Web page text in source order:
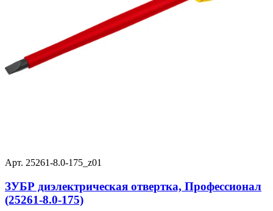
Арт. 25261-8.0-175_z01
ЗУБР диэлектрическая отвертка, Профессионал
(25261-8.0-175)